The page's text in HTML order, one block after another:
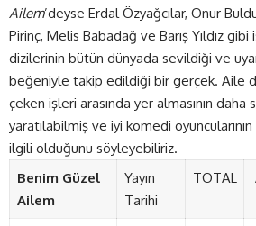
Ailem’deyse Erdal Özyağcılar, Onur
Pirinç, Melis Babadağ ve Barış Yıldız
dizilerinin bütün dünyada sevildiği ve
beğeniyle takip edildiği bir gerçek. Aile
çeken işleri arasında yer almasının
yaratılabilmiş ve iyi komedi
ilgili olduğunu söyleyebiliriz.
Benim Güzel
Ailem
Yayın
Tarihi
TOTAL